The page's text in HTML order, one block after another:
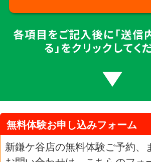
各項目をご記入後に「送信
る」をクリックしてく